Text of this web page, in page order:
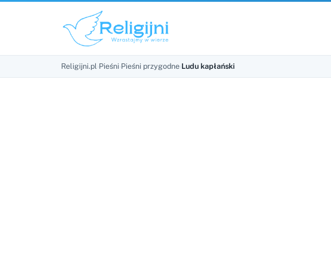
Religijni.pl›Pieśni›Pieśni przygodne›Ludu kapłański